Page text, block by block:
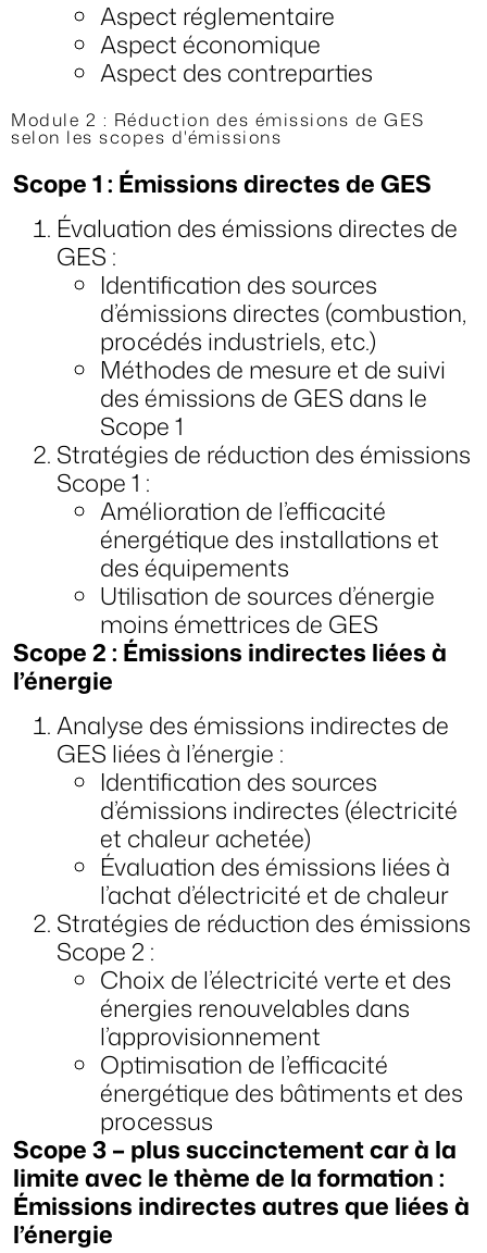
Aspect réglementaire
Aspect économique
Aspect des contreparties
Module 2 : Réduction des émissions de GES
selon les scopes d'émissions
Scope 1 : Émissions directes de GES
Évaluation des émissions directes de
GES :
Identification des sources
d’émissions directes (combustion,
procédés industriels, etc.)
Méthodes de mesure et de suivi
des émissions de GES dans le
Scope 1
Stratégies de réduction des émissions
Scope 1 :
Amélioration de l’efficacité
énergétique des installations et
des équipements
Utilisation de sources d’énergie
moins émettrices de GES
Scope 2 : Émissions indirectes liées à
l’énergie
Analyse des émissions indirectes de
GES liées à l’énergie :
Identification des sources
d’émissions indirectes (électricité
et chaleur achetée)
Évaluation des émissions liées à
l’achat d’électricité et de chaleur
Stratégies de réduction des émissions
Scope 2 :
Choix de l’électricité verte et des
énergies renouvelables dans
l’approvisionnement
Optimisation de l’efficacité
énergétique des bâtiments et des
processus
Scope 3 – plus succinctement car à la
limite avec le thème de la formation :
Émissions indirectes autres que liées à
l’énergie